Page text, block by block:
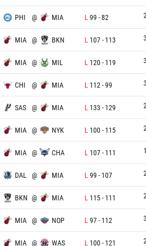
PHI @ MIA L 99 -82
MIA @ BKN L 107- 113
MIA @ MIL L 120- 119
CHI @ MIA L 112 -99
SAS @ MIA L 133 - 129
MIA @ NYK L 100- 115
MIA @ CHA L 107- 111
DAL @ MIA L 99 - 107
BKN @ MIA L 115- 111
MIA @ NOP L 97- 112
MIA @ WAS L 100- 121